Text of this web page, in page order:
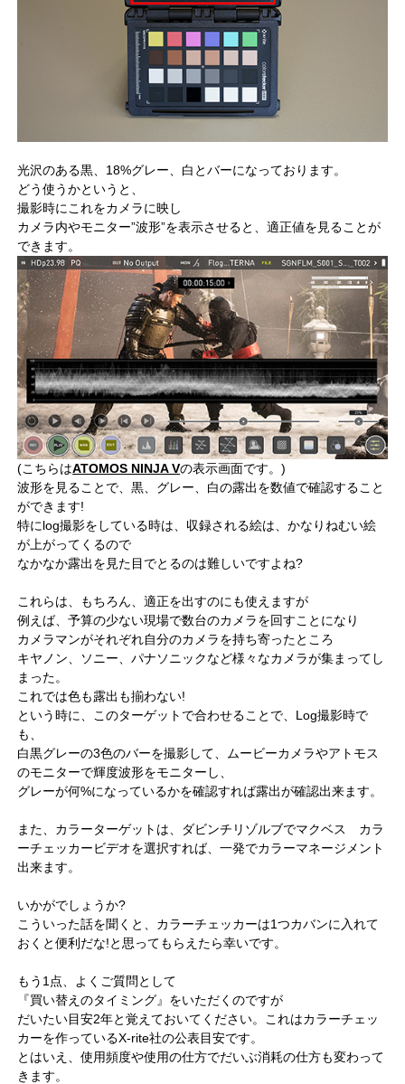
光沢のある黒、18%グレー、白とバーになっております。
どう使うかというと、
撮影時にこれをカメラに映し
カメラ内やモニター”波形”を表示させると、適正値を見ることが
できます。
(こちらはATOMOS NINJA Vの表示画面です。)
波形を見ることで、黒、グレー、白の露出を数値で確認すること
ができます!
特にlog撮影をしている時は、収録される絵は、かなりねむい絵
が上がってくるので
なかなか露出を見た目でとるのは難しいですよね?
これらは、もちろん、適正を出すのにも使えますが
例えば、予算の少ない現場で数台のカメラを回すことになり
カメラマンがそれぞれ自分のカメラを持ち寄ったところ
キヤノン、ソニー、パナソニックなど様々なカメラが集まってし
まった。
これでは色も露出も揃わない!
という時に、このターゲットで合わせることで、Log撮影時で
も、
白黒グレーの3色のバーを撮影して、ムービーカメラやアトモス
のモニターで輝度波形をモニターし、
グレーが何%になっているかを確認すれば露出が確認出来ます。
また、カラーターゲットは、ダビンチリゾルブでマクベス カラ
ーチェッカービデオを選択すれば、一発でカラーマネージメント
出来ます。
いかがでしょうか?
こういった話を聞くと、カラーチェッカーは1つカバンに入れて
おくと便利だな!と思ってもらえたら幸いです。
もう1点、よくご質問として
『買い替えのタイミング』をいただくのですが
だいたい目安2年と覚えておいてください。これはカラーチェッ
カーを作っているX-rite社の公表目安です。
とはいえ、使用頻度や使用の仕方でだいぶ消耗の仕方も変わって
きます。